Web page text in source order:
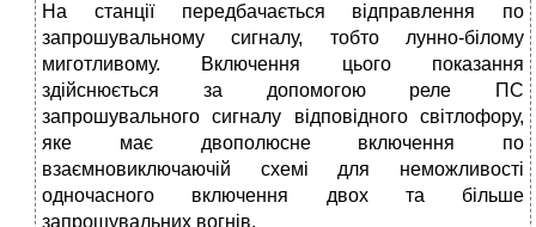
На станції передбачається відправлення по
запрошувальному сигналу, тобто лунно-білому
миготливому. Включення цього показання
здійснюється за допомогою реле ПС
запрошувального сигналу відповідного світлофору,
яке має двополюсне включення по
взаємновиключаючій схемі для неможливості
одночасного включення двох та більше
запрошувальних вогнів.